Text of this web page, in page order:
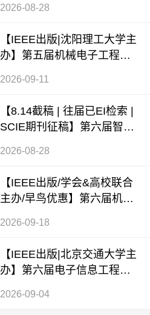
（ICAMIM 2026）
2026-08-28
【IEEE出版|沈阳理工大学主
办】第五届机械电子工程与
AI 2026）
2026-09-11
【8.14截稿 | 往届已EI检索 |
SCIE期刊征稿】第六届智能
术会议（ITSSC 2026）
2026-08-28
【IEEE出版/学会&高校联合
主办/早鸟优惠】第六届机电
国际学术会议（ICMTAE 202
2026-09-18
【IEEE出版|北京交通大学主
办】第六届电子信息工程与
IECT 2026）
2026-09-04